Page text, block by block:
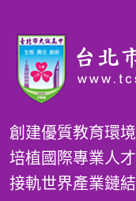
創建優質教育環境
培植國際專業人才
接軌世界產業鏈結